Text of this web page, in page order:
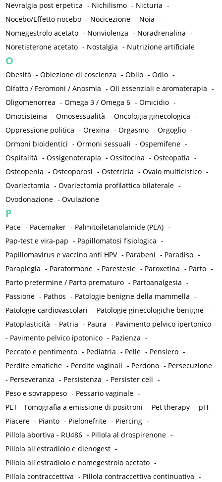
Nevralgia post erpetica - Nichilismo - Nicturia -
Nocebo/Effetto nocebo - Nocicezione - Noia -
Nomegestrolo acetato - Nonviolenza - Noradrenalina -
Noretisterone acetato - Nostalgia - Nutrizione artificiale
O
Obesità -Obiezione di coscienza -Oblio -Odio -
Olfatto / Feromoni / Anosmia -Oli essenziali e aromaterapia -
Oligomenorrea -Omega 3 / Omega 6 -Omicidio -
Omocisteina -Omosessualità -Oncologia ginecologica -
Oppressione politica -Orexina -Orgasmo -Orgoglio -
Ormoni bioidentici -Ormoni sessuali -Ospemifene -
Ospitalità -Ossigenoterapia -Ossitocina -Osteopatia -
Osteopenia -Osteoporosi -Ostetricia -Ovaio multicistico -
Ovariectomia -Ovariectomia profilattica bilaterale -
Ovodonazione -Ovulazione
P
Pace - Pacemaker - Palmitoiletanolamide (PEA) -
Pap-test e vira-pap - Papillomatosi fisiologica -
Papillomavirus e vaccino anti HPV - Parabeni - Paradiso -
Paraplegia - Paratormone - Parestesie - Paroxetina - Parto -
Parto pretermine / Parto prematuro - Partoanalgesia -
Passione - Pathos - Patologie benigne della mammella -
Patologie cardiovascolari - Patologie ginecologiche benigne -
Patoplasticità - Patria - Paura - Pavimento pelvico ipertonico
- Pavimento pelvico ipotonico - Pazienza -
Peccato e pentimento - Pediatria - Pelle - Pensiero -
Perdite ematiche - Perdite vaginali - Perdono - Persecuzione
- Perseveranza - Persistenza - Persister cell -
Peso e sovrappeso - Pessario vaginale -
PET - Tomografia a emissione di positroni - Pet therapy - pH -
Piacere - Pianto - Pielonefrite - Piercing -
Pillola abortiva - RU486 - Pillola al drospirenone -
Pillola all'estradiolo e dienogest -
Pillola all'estradiolo e nomegestrolo acetato -
Pillola contraccettiva - Pillola contraccettiva continuativa -